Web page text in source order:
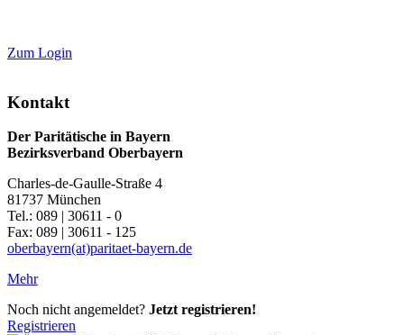
Zum Login
Kontakt
Der Paritätische in Bayern
Bezirksverband Oberbayern
Charles-de-Gaulle-Straße 4
81737 München
Tel.: 089 | 30611 - 0
Fax: 089 | 30611 - 125
oberbayern(at)paritaet-bayern.de
Mehr
Noch nicht angemeldet? Jetzt registrieren!
Registrieren